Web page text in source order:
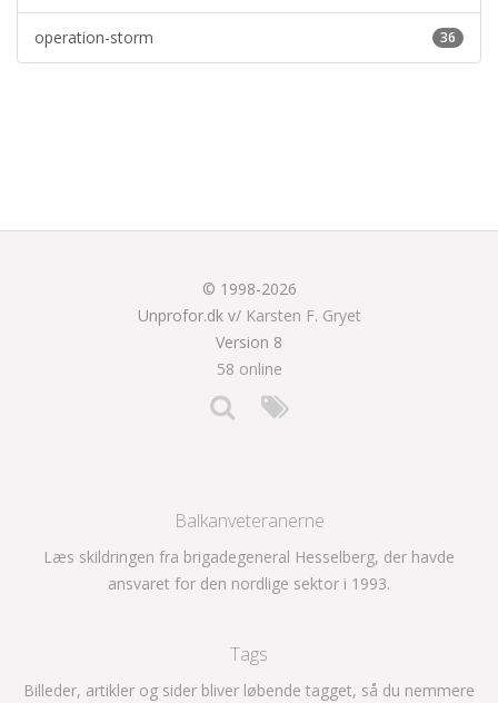
36
operation-storm
© 1998-2026
Unprofor.dk v/ Karsten F. Gryet
Version 8
58 online
Balkanveteranerne
Læs skildringen fra brigadegeneral Hesselberg, der havde
ansvaret for den nordlige sektor i 1993.
Tags
Billeder, artikler og sider bliver løbende tagget, så du nemmere